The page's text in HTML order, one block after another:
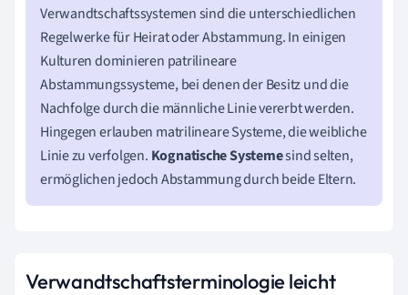
Verwandtschaftssystemen sind die unterschiedlichen
Regelwerke für Heirat oder Abstammung. In einigen
Kulturen dominieren patrilineare
Abstammungssysteme, bei denen der Besitz und die
Nachfolge durch die männliche Linie vererbt werden.
Hingegen erlauben matrilineare Systeme, die weibliche
Linie zu verfolgen. Kognatische Systemesind selten,
ermöglichen jedoch Abstammung durch beide Eltern.
Verwandtschaftsterminologie leicht